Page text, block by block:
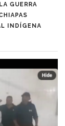
GUERRA
INDÍGENA